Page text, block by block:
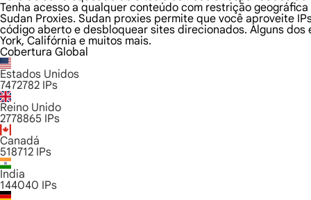
Tenha acesso a qualquer conteúdo com restrição
Sudan Proxies. Sudan proxies permite que você aproveite
código aberto e desbloquear sites direcionados. Alguns dos
York, Califórnia e muitos mais.
Cobertura Global
Estados Unidos
7472782 IPs
Reino Unido
2778865 IPs
Canadá
518712 IPs
Índia
144040 IPs